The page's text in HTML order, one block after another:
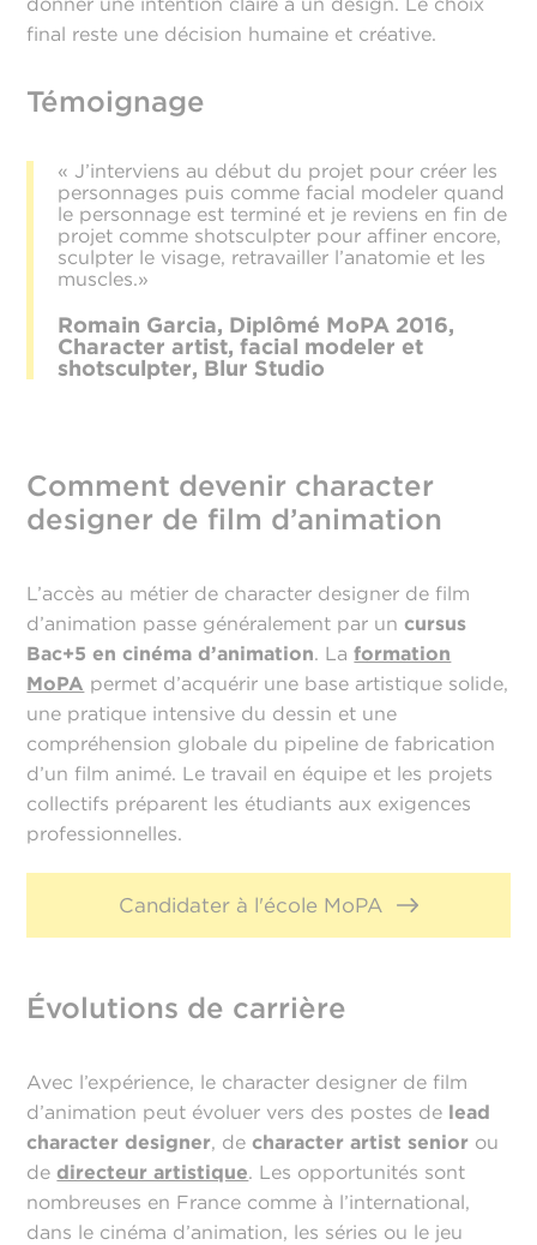
final reste une décision humaine et créative.
Témoignage
« J’interviens au début du projet pour créer les
personnages puis comme facial modeler quand
le personnage est terminé et je reviens en fin de
projet comme shotsculpter pour affiner encore,
sculpter le visage, retravailler l’anatomie et les
muscles.»
Romain Garcia, Diplômé MoPA 2016,
Character artist, facial modeler et
shotsculpter, Blur Studio
Comment devenir character
designer de film d’animation
L’accès au métier de character designer de film
d’animation passe généralement par uncursus
Bac+5 en cinéma d’animation. Laformation
MoPA permet d’acquérir une base artistique solide,
une pratique intensive du dessin et une
compréhension globale du pipeline de fabrication
d’un film animé. Le travail en équipe et les projets
collectifs préparent les étudiants aux exigences
professionnelles.
Candidater à l'école MoPA
Évolutions de carrière
Avec l’expérience, le character designer de film
d’animation peut évoluer vers des postes de lead
character designer, decharacter artist senior ou
dedirecteur artistique. Les opportunités sont
nombreuses en France comme à l’international,
dans le cinéma d’animation, les séries ou le jeu